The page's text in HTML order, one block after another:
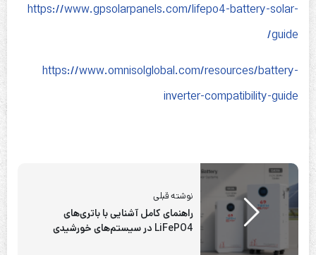
https://www.gpsolarpanels.com/lifepo4-battery-solar-
guide/
https://www.omnisolglobal.com/resources/battery-
inverter-compatibility-guide
نوشته قبلی
راهنمای کامل آشنایی با باتری‌های
LiFePO4 در سیستم‌های خورشیدی